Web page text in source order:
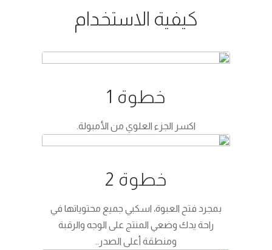
كيفية الاستخدام
خطوة 1
اكسر الجزء العلوي من الأمبولة.
خطوة 2
بمجرد فتح العبوة، اسكبي جميع محتوياتها في
راحة يدك وضعي المنتج على الوجه والرقبة
ومنطقة أعلى الصدر..